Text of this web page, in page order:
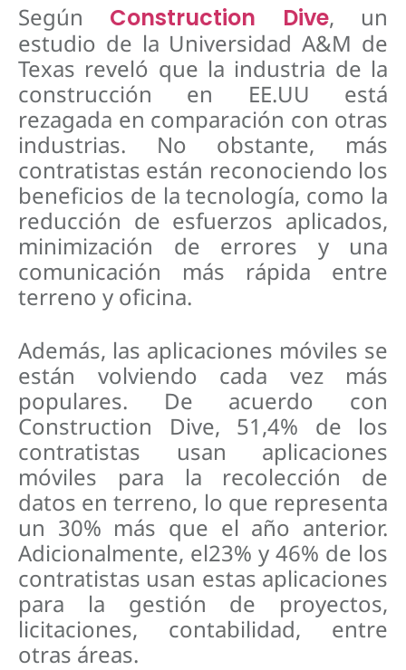
Según Construction Dive, un
estudio de la Universidad A&M de
Texas reveló que la industria de la
construcción en EE.UU está
rezagada en comparación con otras
industrias. No obstante, más
contratistas están reconociendo los
beneficios de la tecnología, como la
reducción de esfuerzos aplicados,
minimización de errores y una
comunicación más rápida entre
terreno y oficina.
Además, las aplicaciones móviles se
están volviendo cada vez más
populares. De acuerdo con
Construction Dive, 51,4% de los
contratistas usan aplicaciones
móviles para la recolección de
datos en terreno, lo que representa
un 30% más que el año anterior.
Adicionalmente, el23% y 46% de los
contratistas usan estas aplicaciones
para la gestión de proyectos,
licitaciones, contabilidad, entre
otras áreas.